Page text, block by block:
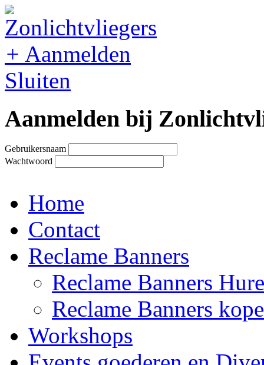
+ Aanmelden
Sluiten
Aanmelden bij
Gebruikersnaam
Wachtwoord
Home
Contact
Reclame Banners
Reclame Banners
Reclame Banners
Workshops